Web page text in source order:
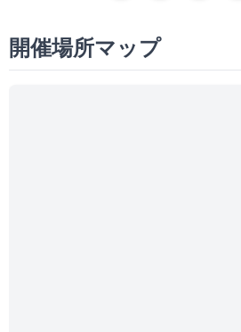
開催場所マップ